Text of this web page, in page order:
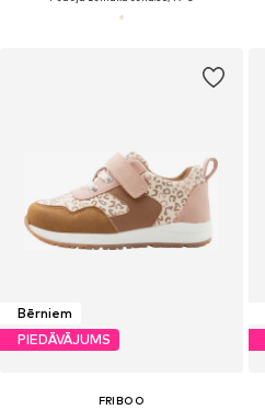
Bērniem
PIEDĀVĀJUMS
FRIBOO